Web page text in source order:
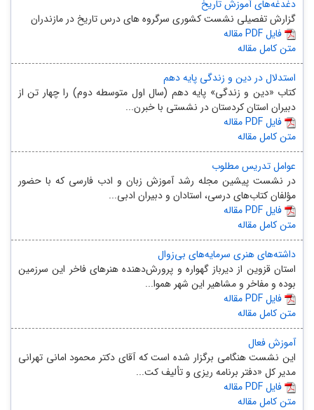
دغدغه‌های آموزش تاریخ
گزارش تفصیلی نشست کشوری سرگروه های درس تاریخ در مازندران
مقاله PDF فایل
متن کامل مقاله
استدلال‌‌ در دین و زندگی پایه دهم
کتاب «دین و زندگی» پایه دهم (سال اول متوسطه دوم) را چهار تن از
دبیران استان کردستان در نشستی با خبرن...
مقاله PDF فایل
متن کامل مقاله
عوامل تدریس مطلوب
در نشست پیشین مجله رشد آموزش زبان و ادب فارسی که با حضور
مؤلفان کتاب‌های درسی، استادان و دبیران ادبی...
مقاله PDF فایل
متن کامل مقاله
داشته‌های هنری سرمایه‌های بی‌زوال
استان قزوین از دیرباز گهواره و پرورش‌دهنده هنرهای فاخر این سرزمین
بوده و مفاخر و مشاهیر این شهر هموا...
مقاله PDF فایل
متن کامل مقاله
آموزش فعال
این نشست هنگامی برگزار شده است که آقای دکتر محمود امانی تهرانی
مدیر کل «دفتر برنامه ‌ریزی و تألیف کت...
مقاله PDF فایل
متن کامل مقاله